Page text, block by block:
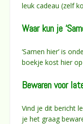
leuk cadeau (zelf
Waar kun je
‘Samen hier’ is
boekje kost hier
Bewaren voor
Vind je dit bericht
je het graag